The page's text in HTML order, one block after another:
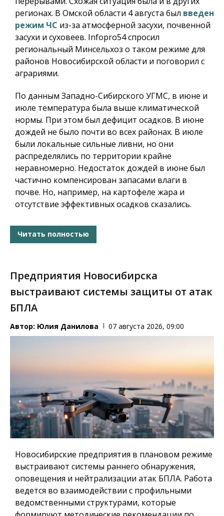
регионах. В Омской области 4 августа был введен
режим ЧС из-за атмосферной засухи, почвенной
засухи и суховеев. Infopro54спросил
региональный Минсельхоз о таком режиме для
районов Новосибирской области и поговорил с
аграриями.
По данным Западно-Сибирского УГМС, в июне и
июле температура была выше климатической
нормы. При этом был дефицит осадков. В июне
дождей не было почти во всех районах. В июле
были локальные сильные ливни, но они
распределялись по территории крайне
неравномерно. Недостаток дождей в июне был
частично компенсирован запасами влаги в
почве. Но, например, на картофеле жара и
отсутствие эффективных осадков сказались.
Читать полностью
Предприятия Новосибирска
выстраивают системы защиты от атак
БПЛА
Автор: Юлия Данилова 07 августа 2026, 09:00
Новосибирские предприятия в плановом режиме
выстраивают системы раннего обнаружения,
оповещения и нейтрализации атак БПЛА. Работа
ведется во взаимодействии с профильными
ведомственными структурами, которые